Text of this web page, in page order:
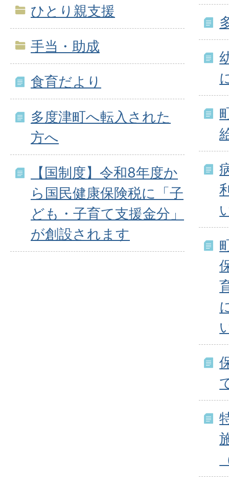
ひとり親支援
手当・助成
食育だより
多度津町へ転入された
方へ
【国制度】令和8年度か
ら国民健康保険税に「子
ども・子育て支援金分」
が創設されます